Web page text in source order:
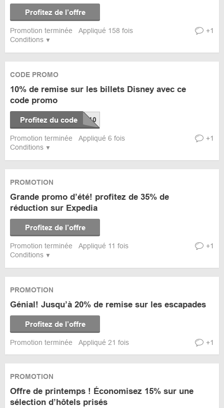
Conditions
Profitez de l’offre
Promotion terminée Appliqué 158 fois +1
Conditions
CODE PROMO
10% de remise sur les billets Disney avec ce
code promo
Profitez du code
Promotion terminée Appliqué 6 fois +1
Conditions
PROMOTION
Grande promo d’été! profitez de 35% de
réduction sur Expedia
Profitez de l’offre
Promotion terminée Appliqué 11 fois +1
PROMOTION
Génial! Jusqu’à 20% de remise sur les escapades
Profitez de l’offre
Promotion terminée Appliqué 21 fois +1
PROMOTION
Offre de printemps ! Économisez 15% sur une
sélection d’hôtels prisés